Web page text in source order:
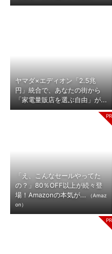
ヤマダ×エディオン「2.5兆
円」統合で、あなたの街から
「家電量販店を選ぶ自由」が...
「え、こんなセールやってた
の？」80％OFF以上が続々登
場！Amazonの本気が...
（Amaz
on）